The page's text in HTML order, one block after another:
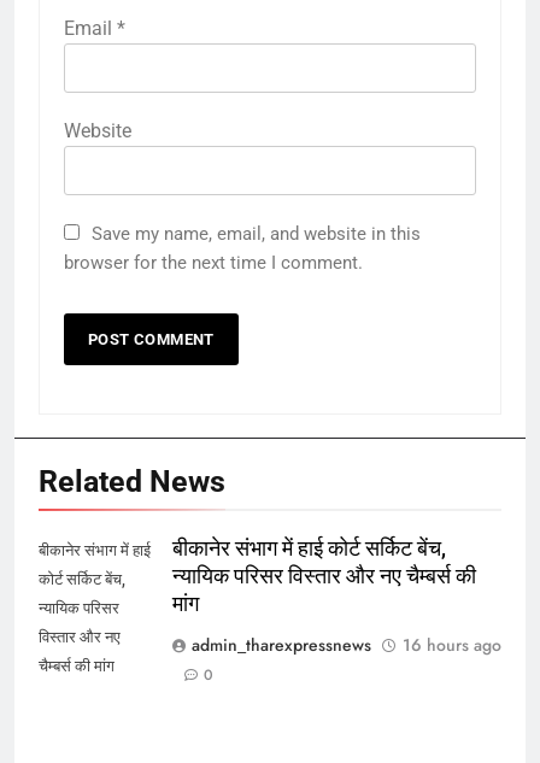
Email *
Website
Save my name, email, and website in this
browser for the next time I comment.
Related News
बीकानेर संभाग में हाई
कोर्ट सर्किट बेंच,
न्यायिक परिसर
विस्तार और नए
चैम्बर्स की मांग
बीकानेर संभाग में हाई कोर्ट सर्किट बेंच,
न्यायिक परिसर विस्तार और नए चैम्बर्स की
मांग
admin_tharexpressnews
16 hours ago
0